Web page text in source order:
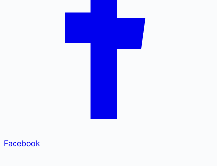
Facebook